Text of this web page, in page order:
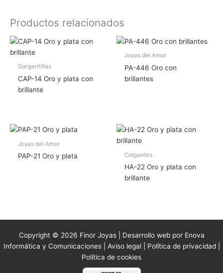
Productos relacionados
Gargantillas
CAP-14 Oro y plata con
brillante
Joyas del Amor
PA-446 Oro con
brillantes
Joyas del Amor
PAP-21 Oro y plata Colgantes
HA-22 Oro y plata con
brillante
Copyright © 2026 Finor Joyas | Desarrollo web por Enova
Informática y Comunicaciones | Aviso legal| Política de privacidad|
Política de cookies